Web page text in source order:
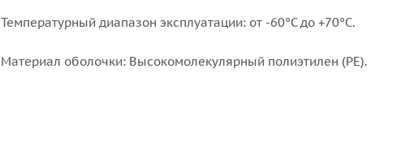
Температурный диапазон эксплуатации: от -60°C до +70°C.
Материал оболочки: Высокомолекулярный полиэтилен (PE).